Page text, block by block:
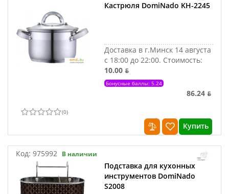
Кастрюля DomiNado KH-2245
Доставка в г.Минск 14 августа
с 18:00 до 22:00. Стоимость:
10.00 ƃ
Бонусные баллы: 5.24
86.24 ƃ
(0)
Купить
Код: 975992 В наличии
Подставка для кухонных
инструментов DomiNado
S2008